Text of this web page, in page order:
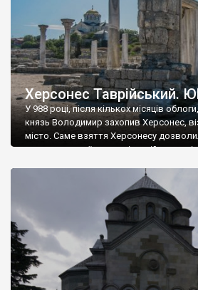
Херсонес Таврійський.
У 988 році, після кількох місяців
князь Володимир захопив Херсонес,
місто. Саме взяття Херсонесу
диктувати свої умови візантійському
Херсонесі Володимир-язичник, став
А потім було Хрещення Русі. На честь